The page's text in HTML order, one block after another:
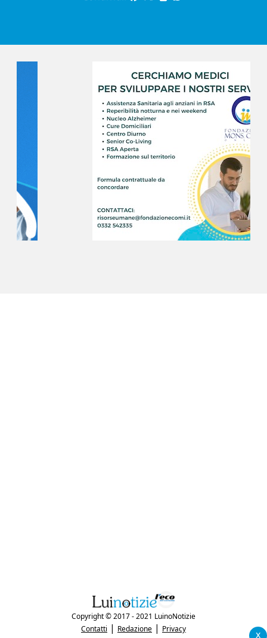
x
Copyright © 2017 - 2021 LuinoNotizie
Contatti | Redazione | Privacy